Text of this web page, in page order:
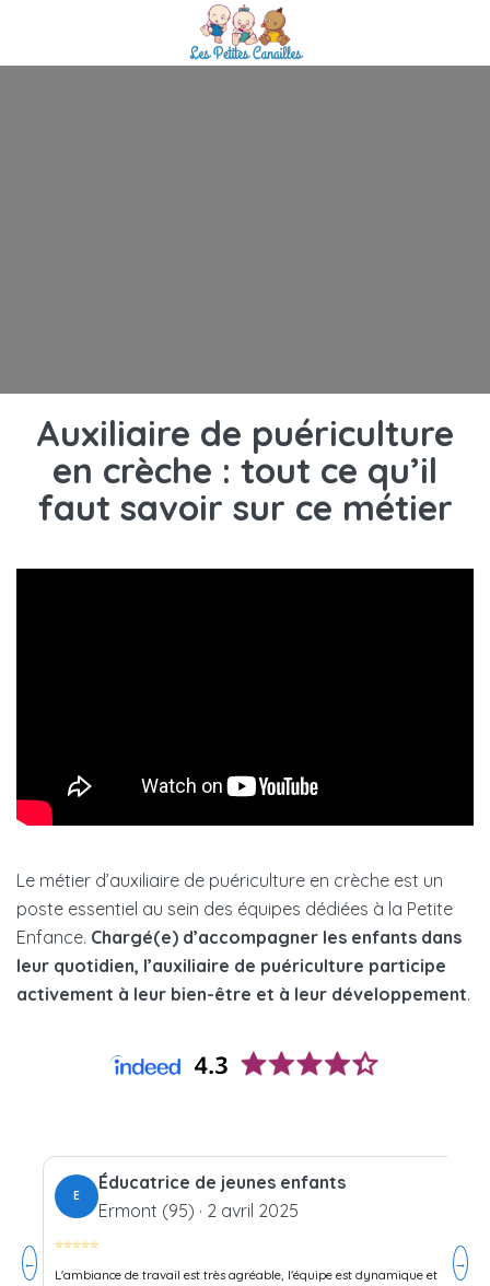
Auxiliaire de puériculture
en crèche : tout ce qu’il
faut savoir sur ce métier
Le métier d’auxiliaire de puériculture en crèche est un
poste essentiel au sein des équipes dédiées à la Petite
Enfance. Chargé(e) d’accompagner les enfants dans
leur quotidien, l’auxiliaire de puériculture participe
activement à leur bien-être et à leur développement.
←
E
Éducatrice de jeunes enfants
Ermont (95) · 2 avril 2025
⭐⭐⭐⭐⭐
L'ambiance de travail est très agréable, l'équipe est dynamique et
→